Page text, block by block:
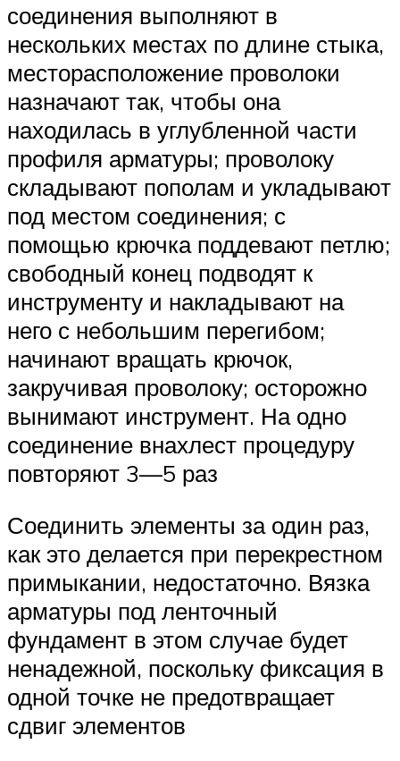
соединения выполняют в
нескольких местах по длине стыка,
месторасположение проволоки
назначают так, чтобы она
находилась в углубленной части
профиля арматуры; проволоку
складывают пополам и укладывают
под местом соединения; с
помощью крючка поддевают петлю;
свободный конец подводят к
инструменту и накладывают на
него с небольшим перегибом;
начинают вращать крючок,
закручивая проволоку; осторожно
вынимают инструмент. На одно
соединение внахлест процедуру
повторяют 3—5 раз
Соединить элементы за один раз,
как это делается при перекрестном
примыкании, недостаточно. Вязка
арматуры под ленточный
фундамент в этом случае будет
ненадежной, поскольку фиксация в
одной точке не предотвращает
сдвиг элементов